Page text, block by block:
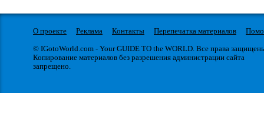
О проекте Реклама Контакты Перепечатка материалов
© IGotoWorld.com - Your GUIDE TO the WORLD. Все права
Копирование материалов без разрешения администрации сайта
запрещено.